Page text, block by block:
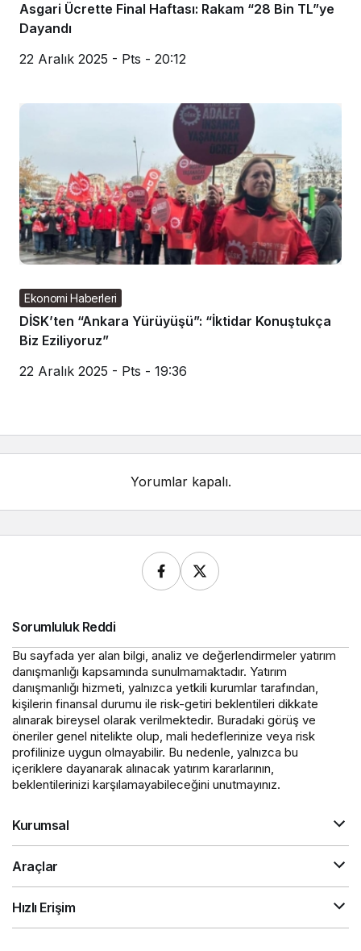
Asgari Ücrette Final Haftası: Rakam “28 Bin TL”ye
Dayandı
22 Aralık 2025 - Pts - 20:12
Ekonomi Haberleri
DİSK’ten “Ankara Yürüyüşü”: “İktidar Konuştukça
Biz Eziliyoruz”
22 Aralık 2025 - Pts - 19:36
Yorumlar kapalı.
Sorumluluk Reddi
Bu sayfada yer alan bilgi, analiz ve değerlendirmeler yatırım
danışmanlığı kapsamında sunulmamaktadır. Yatırım
danışmanlığı hizmeti, yalnızca yetkili kurumlar tarafından,
kişilerin finansal durumu ile risk-getiri beklentileri dikkate
alınarak bireysel olarak verilmektedir. Buradaki görüş ve
öneriler genel nitelikte olup, mali hedeflerinize veya risk
profilinize uygun olmayabilir. Bu nedenle, yalnızca bu
içeriklere dayanarak alınacak yatırım kararlarının,
beklentilerinizi karşılamayabileceğini unutmayınız.
Kurumsal
Araçlar
Hızlı Erişim